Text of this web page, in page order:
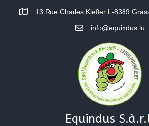
13 Rue Charles Kieffer L-8389
info@equindus.lu
Equindus